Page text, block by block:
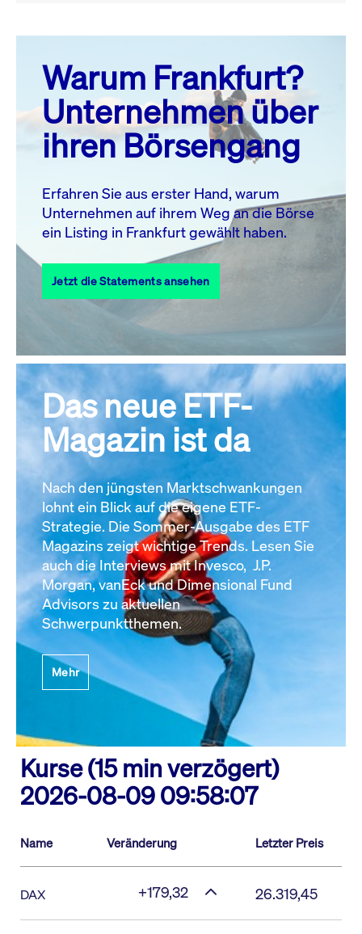
August 26
MO. DI. MI. DO. FR. SA. SO.
1
2
3
4 5 6 7 8
10 11 13 14
17
18 19 20 21 22
23
27 28
31
Alle Events
Warum Frankfurt?
Unternehmen über
ihren Börsengang
Erfahren Sie aus erster Hand, warum
Unternehmen auf ihrem Weg an die Börse
ein Listing in Frankfurt gewählt haben.
Jetzt die Statements ansehen
Das neue ETF-
Magazin ist da
Nach den jüngsten Marktschwankungen
lohnt ein Blick auf die eigene ETF-
Strategie. Die Sommer-Ausgabe des ETF
Magazins zeigt wichtige Trends. Lesen Sie
auch die Interviews mit Invesco, J.P.
Morgan, vanEck und Dimensional Fund
Advisors zu aktuellen
Schwerpunktthemen.
Mehr
Kurse (15 min verzögert)
2026-08-09 09:58:07
Name Veränderung Letzter Preis
DAX +179,32 26.319,45